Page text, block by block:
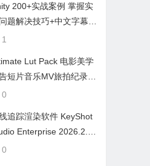
200+实战案例 掌握实
题解决技巧+中文字幕 L
Problem Solving
1
Lut Pack 电影美学
短片音乐MV旅拍纪录片
调色预设
0
追踪渲染软件 KeyShot
Enterprise 2026.2.1
中文版
0